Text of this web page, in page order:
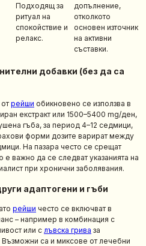
Подходящ за
ритуал на
спокойствие и
релакс.
допълнение,
отколкото
основен източник
на активни
съставки.
добавки (без да са
рейши обикновено се използва в
екстракт или 1500–5400 mg/ден,
гъба, за период 4–12 седмици,
форми дозите варират между
На пазара често се срещат
важно да се следват указанията на
при хронични заболявания.
адаптогени и гъби
рейши често се включват в
– например в комбинация с
или с лъвска грива за
са и миксове от лечебни